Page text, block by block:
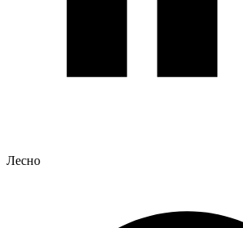
Лесно